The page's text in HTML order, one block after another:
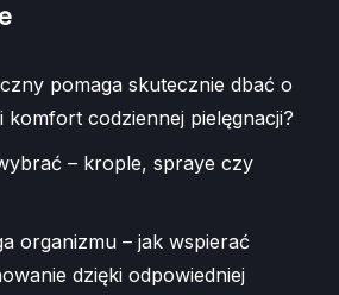
pomaga skutecznie dbać o
komfort codziennej pielęgnacji?
– krople, spraye czy
organizmu – jak wspierać
dzięki odpowiedniej